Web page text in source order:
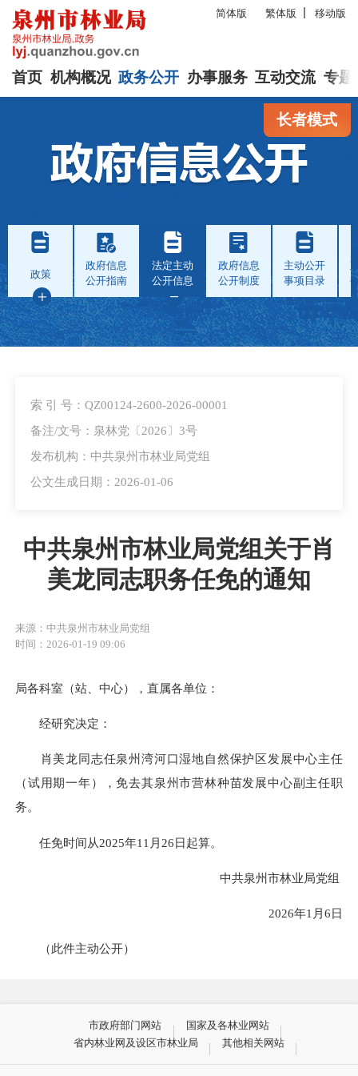
简体版 繁体版 移动版
首页 机构概况 政务公开 办事服务 互动交流 专题
长者模式
政策
政府信息
公开指南
法定主动
公开信息
政府信息
公开制度
主动公开
事项目录
索 引 号：QZ00124-2600-2026-00001
备注/文号：泉林党〔2026〕3号
发布机构：中共泉州市林业局党组
公文生成日期：2026-01-06
中共泉州市林业局党组关于肖
美龙同志职务任免的通知
来源：中共泉州市林业局党组
时间：2026-01-19 09:06
局各科室（站、中心），直属各单位：
经研究决定：
肖美龙同志任泉州湾河口湿地自然保护区发展中心主任
（试用期一年），免去其泉州市营林种苗发展中心副主任职
务。
任免时间从2025年11月26日起算。
中共泉州市林业局党组
2026年1月6日
（此件主动公开）
市政府部门网站
国家及各林业网站
省内林业网及设区市林业局
其他相关网站